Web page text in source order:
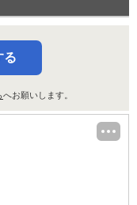
る
へお願いします。